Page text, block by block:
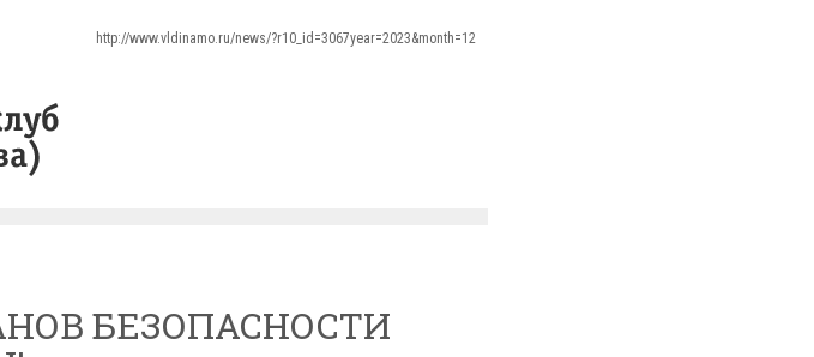
http://www.vldinamo.ru/news/?r10_id=3067year=2023&month=12
БЕЗОПАСНОСТИ